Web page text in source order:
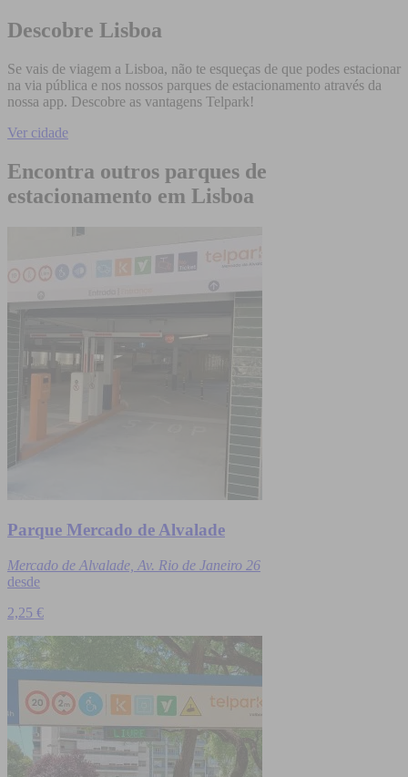
Descobre Lisboa
Se vais de viagem a Lisboa, não te esqueças de que podes estacionar
na via pública e nos nossos parques de estacionamento através da
nossa app. Descobre as vantagens Telpark!
Ver cidade
Encontra outros parques de
estacionamento em Lisboa
Parque Mercado de Alvalade
Mercado de Alvalade, Av. Rio de Janeiro 26
desde
2,25 €